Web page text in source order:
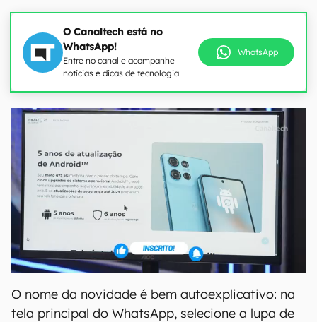
O Canaltech está no
WhatsApp!
Entre no canal e acompanhe
notícias e dicas de tecnologia
WhatsApp
O nome da novidade é bem autoexplicativo: na
tela principal do WhatsApp, selecione a lupa de